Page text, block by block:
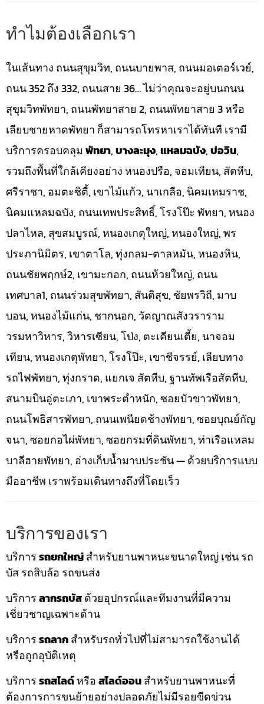
ทำไมต้องเลือกเรา
ในเส้นทาง ถนนสุขุมวิท, ถนนบายพาส, ถนนมอเตอร์เวย์,
ถนน 352 ถึง 332, ถนนสาย 36… ไม่ว่าคุณจะอยู่บนถนน
สุขุมวิทพัทยา, ถนนพัทยาสาย 2, ถนนพัทยาสาย 3 หรือ
เลียบชายหาดพัทยา ก็สามารถโทรหาเราได้ทันที เรามี
บริการครอบคลุมพัทยา,บางละมุง,แหลมฉบัง,บ่อวิน,
รวมถึงพื้นที่ใกล้เคียงอย่าง หนองปรือ, จอมเทียน, สัตหีบ,
ศรีราชา, อมตะซิตี้, เขาไม้แก้ว, นาเกลือ, นิคมเหมราช,
นิคมแหลมฉบัง, ถนนเทพประสิทธิ์, โรงโป๊ะ พัทยา, หนอง
ปลาไหล, สุขสมบูรณ์, หนองเกตุใหญ่, หนองใหญ่, พร
ประภานิมิตร, เขาตาโล, ทุ่งกลม-ตาลหมัน, หนองหิน,
ถนนชัยพฤกษ์2, เขามะกอก, ถนนห้วยใหญ่, ถนน
เทศบาล1, ถนนร่วมสุขพัทยา, สันติสุข, ชัยพรวิถี, มาบ
บอน, หนองไม้แก่น, ชากนอก, วัดญาณสังวราราม
วรมหาวิหาร, วิหารเซียน, โป่ง, ตะเคียนเตี้ย, นาจอม
เทียน, หนองเกตุพัทยา, โรงโป๊ะ, เขาชีจรรย์, เลียบทาง
รถไฟพัทยา, ทุ่งกราด, แยกเจ สัตหีบ, ฐานทัพเรือสัตหีบ,
สนามบินอู่ตะเภา, เขาพระตำหนัก, ซอยบัวขาวพัทยา,
ถนนโพธิสารพัทยา, ถนนเพนียดช้างพัทยา, ซอยบุณย์กัญ
จนา, ซอยกอไผ่พัทยา, ซอยกรมที่ดินพัทยา, ท่าเรือแหลม
บาลีฮายพัทยา, อ่างเก็บน้ำมาบประชัน — ด้วยบริการแบบ
มืออาชีพ เราพร้อมเดินทางถึงที่โดยเร็ว
บริการของเรา
บริการรถยกใหญ่สำหรับยานพาหนะขนาดใหญ่ เช่น รถ
บัส รถสิบล้อ รถขนส่ง
บริการลากรถบัสด้วยอุปกรณ์และทีมงานที่มีความ
เชี่ยวชาญเฉพาะด้าน
บริการรถลากสำหรับรถทั่วไปที่ไม่สามารถใช้งานได้
หรือถูกอุบัติเหตุ
บริการรถสไลด์หรือสไลด์ออนสำหรับยานพาหนะที่
ต้องการการขนย้ายอย่างปลอดภัยไม่มีรอยขีดข่วน